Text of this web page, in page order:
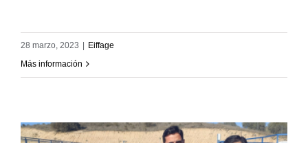
28 marzo, 2023
Eiffage
Más información